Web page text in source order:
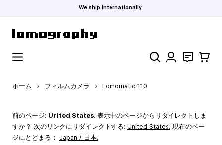
We ship internationally.
検索 お問い合わ
カート
ホーム › フィルムカメラ › Lomomatic 110
前のページ: United States. 表示中のページからリダイレクトしま
すか？ 次のリンクにリダイレクトする: United States. 現在のペー
ジにとどまる： Japan / 日本.